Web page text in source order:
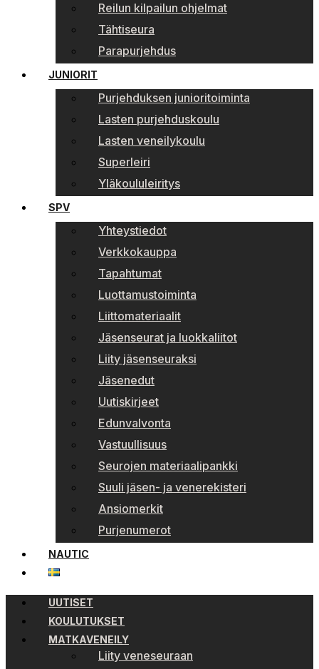
Reilun kilpailun ohjelmat
Tähtiseura
Parapurjehdus
JUNIORIT
Purjehduksen junioritoiminta
Lasten purjehduskoulu
Lasten veneilykoulu
Superleiri
Yläkoululeiritys
SPV
Yhteystiedot
Verkkokauppa
Tapahtumat
Luottamustoiminta
Liittomateriaalit
Jäsenseurat ja luokkaliitot
Liity jäsenseuraksi
Jäsenedut
Uutiskirjeet
Edunvalvonta
Vastuullisuus
Seurojen materiaalipankki
Suuli jäsen- ja venerekisteri
Ansiomerkit
Purjenumerot
NAUTIC
UUTISET
KOULUTUKSET
MATKAVENEILY
Liity veneseuraan